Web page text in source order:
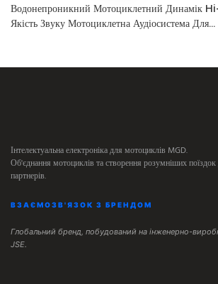
Водонепроникний Мотоциклетний Динамік
Якість Звуку Мотоциклетна Аудіосистема Для
Інтелектуальна електроніка для мотоциклів MGD.
Об'єднання мотоциклів та створення розумніших
партнерів.
ВЗАЄМОЗВ'ЯЗОК З БРЕНДОМ
Глобальний бренд, побудований на інженерно-
JSE.